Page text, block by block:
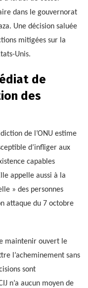
dans le gouvernorat
Une décision saluée
mitigées sur la
Unis.
de
des
de l’ONU estime
d’infliger aux
capables
appelle aussi à la
» des personnes
attaque du 7 octobre
maintenir ouvert le
l’acheminement sans
sont
n’a aucun moyen de